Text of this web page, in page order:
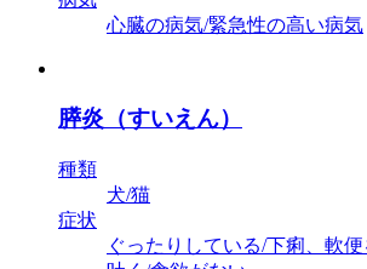
心臓の病気/緊急性の高い病気
膵炎（すいえん）
種類
犬/猫
症状
ぐったりしている/下痢、軟